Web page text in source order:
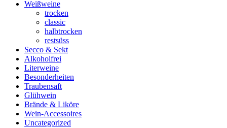
Weißweine
trocken
classic
halbtrocken
restsüss
Secco & Sekt
Alkoholfrei
Literweine
Besonderheiten
Traubensaft
Glühwein
Brände & Liköre
Wein-Accessoires
Uncategorized